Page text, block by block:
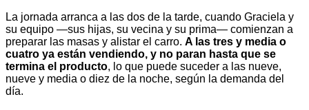
La jornada arranca a las dos de la tarde, cuando Graciela y
su equipo —sus hijas, su vecina y su prima— comienzan a
preparar las masas y alistar el carro. A las tres y media o
cuatro ya están vendiendo, y no paran hasta que se
termina el producto, lo que puede suceder a las nueve,
nueve y media o diez de la noche, según la demanda del
día.